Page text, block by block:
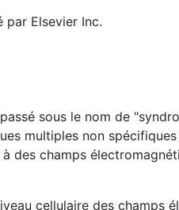
Elsevier Inc.
sous le nom de
multiples non
des champs
cellulaire des champs